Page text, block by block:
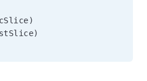
)
)